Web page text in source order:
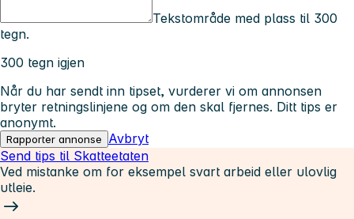
Tekstområde med plass til 300
tegn.
300 tegn igjen
Når du har sendt inn tipset, vurderer vi om annonsen
bryter retningslinjene og om den skal fjernes. Ditt tips er
anonymt.
Rapporter annonse
Avbryt
Send tips til Skatteetaten
Ved mistanke om for eksempel svart arbeid eller ulovlig
utleie.